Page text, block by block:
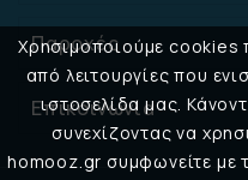
Χρησιμοποιούμε cookies
από λειτουργίες που
ιστοσελίδα μας.
συνεχίζοντας να
homooz.gr συμφωνείτε με
Παροχές
Επικοινωνία